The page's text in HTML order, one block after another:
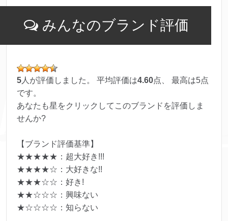
みんなのブランド評価
5 人が評価しました。 平均評価は4.60点、 最高は5点
です。
あなたも星をクリックしてこのブランドを評価しま
せんか?
【ブランド評価基準】
★★★★★：超大好き!!!
★★★★☆：大好きな!!
★★★☆☆：好き!
★★☆☆☆：興味ない
★☆☆☆☆：知らない